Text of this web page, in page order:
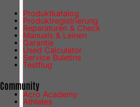
Produktkatalog
Produktregistrierung
Reparaturen & Check
Manuals & Leinen
Garantie
Used Calculator
Service Buletins
Testflug
Community
Acro Academy
Athletes